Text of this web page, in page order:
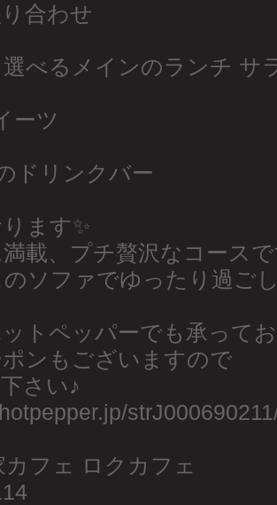
合わせ
べるメインのランチ サ
ーツ
ドリンクバー
ます✨
載、プチ贅沢なコース
のソファでゆったり過ご
トペッパーでも承って
ンもございますので
さい♪
カフェ ロクカフェ